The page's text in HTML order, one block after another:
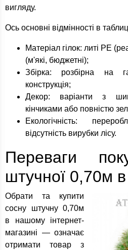
вигляду.
Ось основні відмінності в
Матеріал гілок: литі PE
(м'які, бюджетні);
Збірка: розбірна на
конструкція;
Декор: варіанти з
кінчиками або повністю
Екологічність:
відсутність вирубки лісу.
Переваги
штучної 0,70м
Обрати та купити
сосну штучну 0,70м
в нашому інтернет-
магазині — означає
отримати товар з